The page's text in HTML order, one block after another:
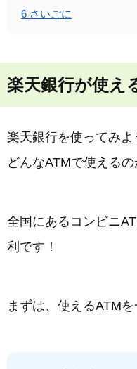
6 さいごに
楽天銀行が使え
楽天銀行を使ってみ
どんなATMで使える
全国にあるコンビニ
利です！
まずは、使えるATM